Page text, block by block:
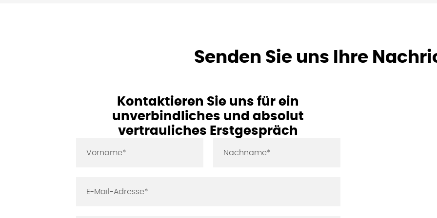
Senden Sie uns Ihre
Kontaktieren Sie uns für ein
unverbindliches und absolut
vertrauliches Erstgespräch